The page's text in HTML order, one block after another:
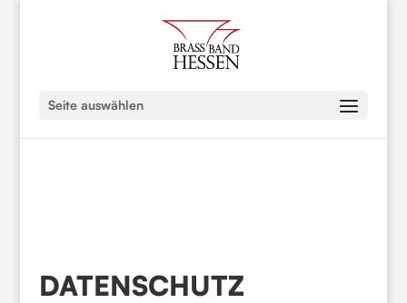
Seite auswählen
DATENSCHUTZ